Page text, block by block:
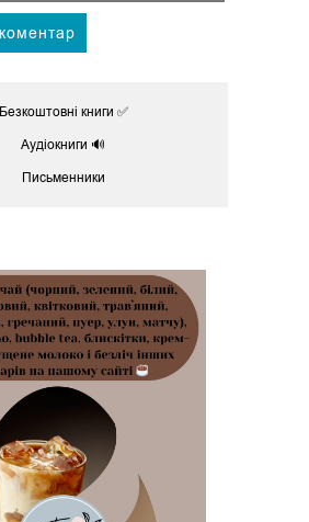
Безкоштовні книги ✅
Аудіокниги 🔊
Письменники